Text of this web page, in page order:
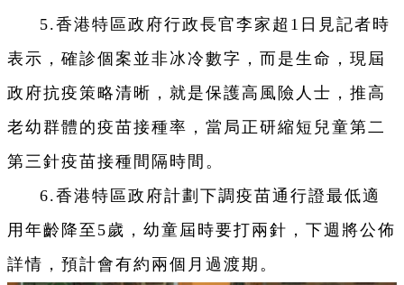
5.香港特區政府行政長官李家超1日見記者時
表示，確診個案並非冰冷數字，而是生命，現屆
政府抗疫策略清晰，就是保護高風險人士，推高
老幼群體的疫苗接種率，當局正研縮短兒童第二
第三針疫苗接種間隔時間。
6.香港特區政府計劃下調疫苗通行證最低適
用年齡降至5歲，幼童屆時要打兩針，下週將公佈
詳情，預計會有約兩個月過渡期。